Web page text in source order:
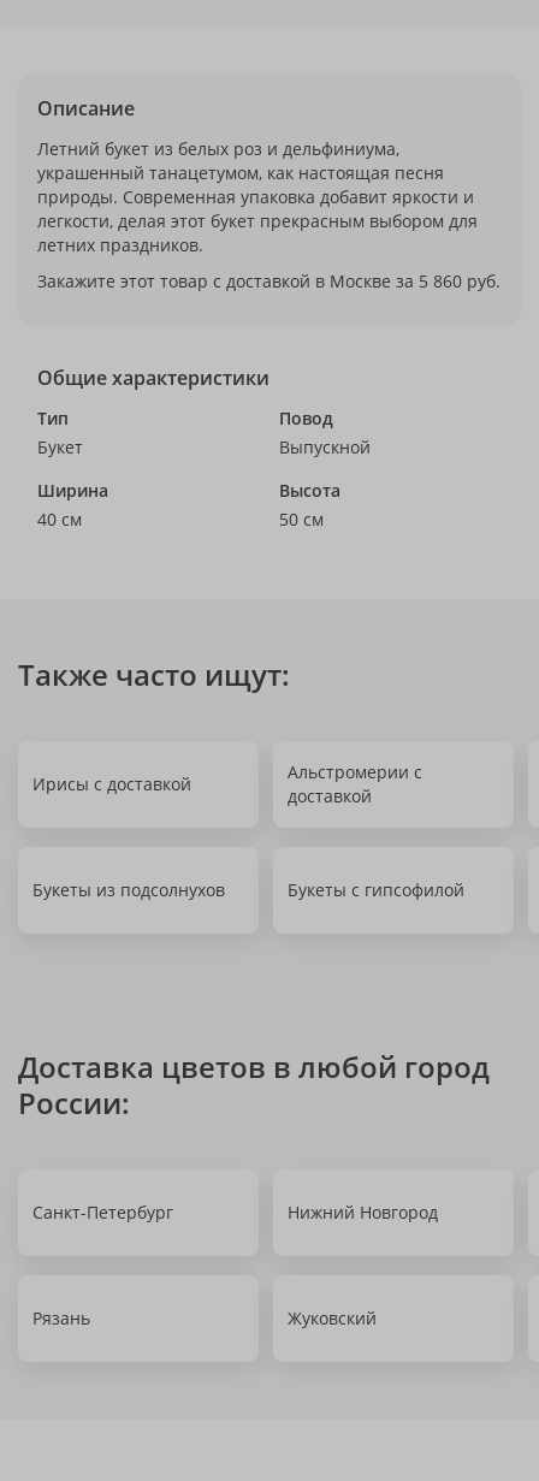
Описание
Летний букет из белых роз и дельфиниума,
украшенный танацетумом, как настоящая песня
природы. Современная упаковка добавит яркости и
легкости, делая этот букет прекрасным выбором для
летних праздников.
Закажите этот товар с доставкой в Москве за 5 860 руб.
Общие характеристики
Тип
Букет
Повод
Выпускной
Ширина
40 см
Высота
50 см
Также часто ищут:
Ирисы с доставкой
Альстромерии с
доставкой
Букеты из подсолнухов Букеты с гипсофилой
Доставка цветов в любой город
России:
Санкт-Петербург Нижний Новгород
Рязань Жуковский